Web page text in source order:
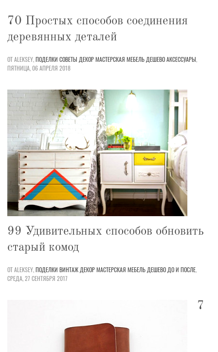
70 Простых способов соединения
деревянных деталей
ОТ ALEKSEY,ПОДЕЛКИ СОВЕТЫ ДЕКОРМАСТЕРСКАЯ МЕБЕЛЬ ДЕШЕВОАКСЕССУАРЫ,
ПЯТНИЦА, 06 АПРЕЛЯ 2018
99 Удивительных способов обновить
старый комод
ОТ ALEKSEY,ПОДЕЛКИ ВИНТАЖ ДЕКОРМАСТЕРСКАЯ МЕБЕЛЬ ДЕШЕВО ДО И ПОСЛЕ,
СРЕДА, 27 СЕНТЯБРЯ 2017
7